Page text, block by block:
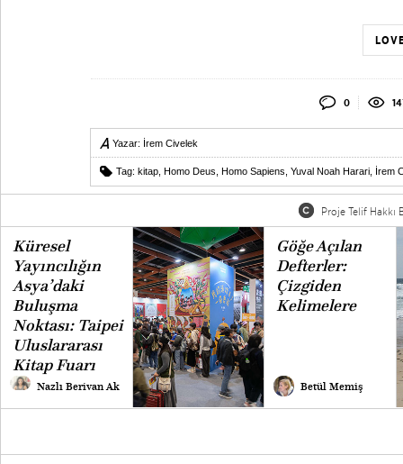
0
Yazar: İrem Civelek
Tag: kitap Homo Deus Homo Sapiens Yuval Noah Harari İrem
Proje Telif Hakkı
Küresel
Yayıncılığın
Asya’daki
Buluşma
Noktası: Taipei
Uluslararası
Kitap Fuarı
Nazlı Berivan Ak
Göğe Açılan
Defterler:
Çizgiden
Kelimelere
Betül Memiş